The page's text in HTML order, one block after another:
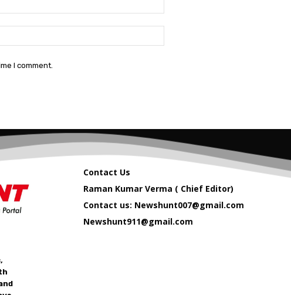
I comment.
Contact Us
Raman Kumar Verma ( Chief Editor)
Contact us: Newshunt007@gmail.com
Newshunt911@gmail.com